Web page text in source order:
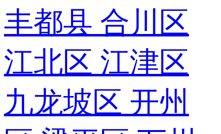
丰都县 合川区
江北区 江津区
九龙坡区 开州